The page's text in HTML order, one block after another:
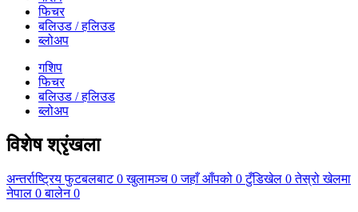
फिचर
बलिउड / हलिउड
ब्लोअप
गशिप
फिचर
बलिउड / हलिउड
ब्लोअप
विशेष श्रृंखला
अन्तर्राष्ट्रिय फुटबलबाट 0 खुलामञ्च 0 जहाँ आँपको 0 टुँडिखेल 0 तेस्रो खेलमा
नेपाल 0 बालेन 0